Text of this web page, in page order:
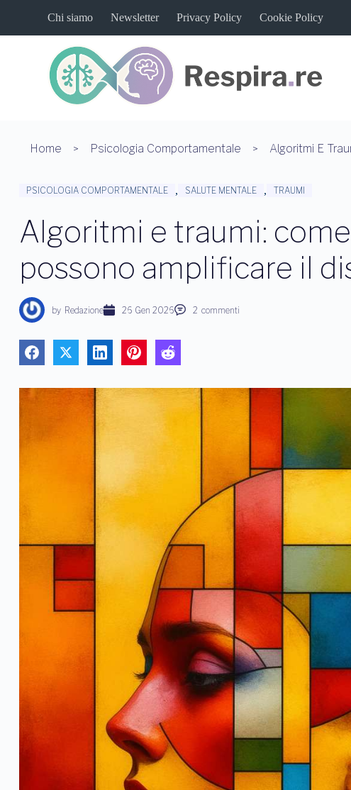
l
Chi siamo Newsletter Privacy Policy Cookie Policy
Home Psicologia Comportamentale
PSICOLOGIA COMPORTAMENTALE , SALUTE MENTALE , TRAUMI
Algoritmi e traumi:
possono amplificare il
by Redazione 26 Gen 2026 2 commenti